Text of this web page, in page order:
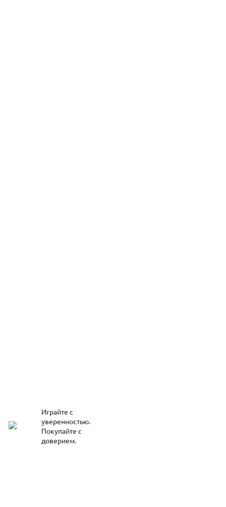
Играйте с
уверенностью.
Покупайте с
доверием.